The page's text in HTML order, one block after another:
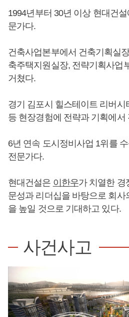
1994년부터 30년 이상 현대건
문가다.
건축사업본부에서 건축기획실
축주택지원실장, 전략기획사업
거쳤다.
경기 김포시 힐스테이트 리버
등 현장경험에 전략과 기획에서
6년 연속 도시정비사업 1위를
전문가다.
현대건설은 이한우가 치열한 경
문성과 리더십을 바탕으로 회사
을 높일 것으로 기대하고 있다.
사건사고